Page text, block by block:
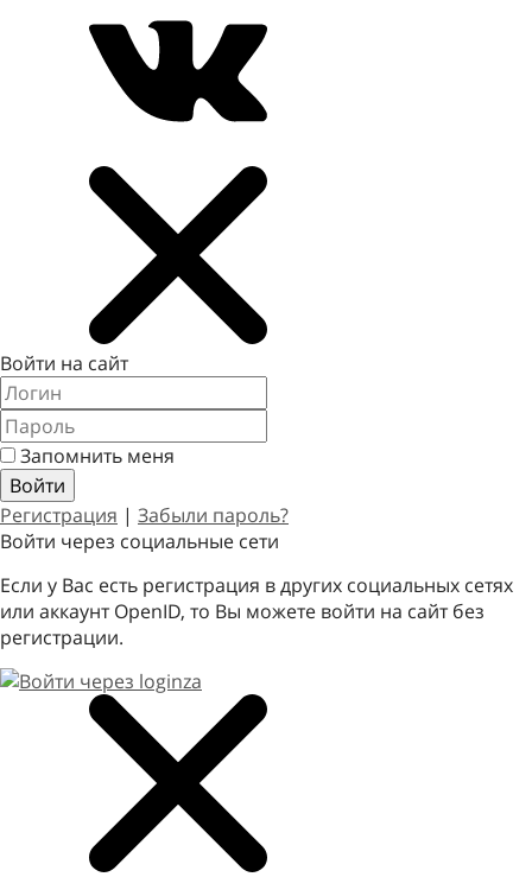
Войти на сайт
Запомнить меня
Регистрация | Забыли пароль?
Войти через социальные сети
Если у Вас есть регистрация в других социальных сетях
или аккаунт OpenID, то Вы можете войти на сайт без
регистрации.